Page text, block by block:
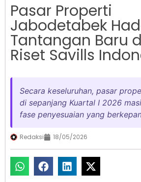
Pasar Properti
Jabodetabek
Tantangan Baru
Riset Savills
Secara keseluruhan, pasar
di sepanjang Kuartal I 2026
fase penyesuaian yang
Redaksi 18/05/2026